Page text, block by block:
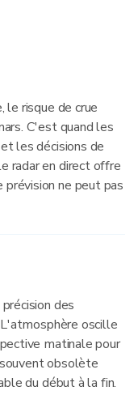
risque de crue
C'est quand les
les décisions de
radar en direct offre
ne peut pas
des
oscille
matinale pour
obsolète
du début à la fin.